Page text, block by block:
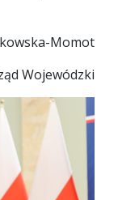
Momot
Wojewódzki